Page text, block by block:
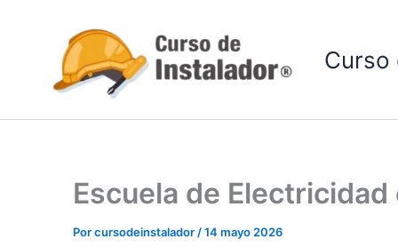
contenido
Curso
Escuela de
Porcursodeinstalador/14 mayo 2026